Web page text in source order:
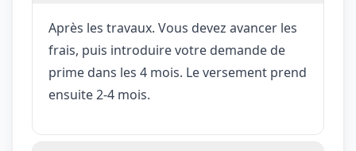
Après les travaux. Vous devez avancer les
frais, puis introduire votre demande de
prime dans les 4 mois. Le versement prend
ensuite 2-4 mois.